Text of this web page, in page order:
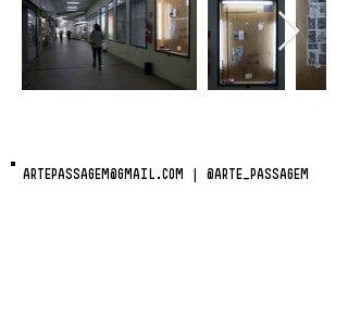
ARTEPASSAGEM@GMAIL.COM @ARTE_PASSAGEM